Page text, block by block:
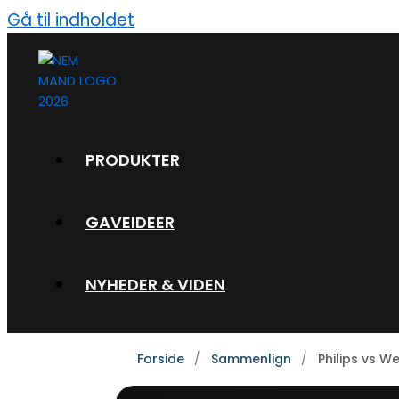
Gå til indholdet
PRODUKTER
GAVEIDEER
NYHEDER & VIDEN
Forside Sammenlign Philips vs